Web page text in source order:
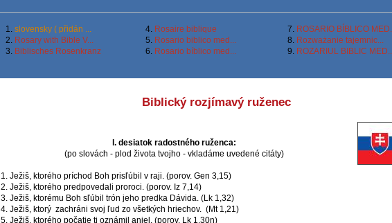
1. slovensky ( přidán ...
2. Rosary with Bible V...
3. Biblisches Rosenkranz
4. Rosaire biblique
5. Rosario biblico med...
6. Rosario bíblico med...
7. ROSARIO BÍBLICO MED...
8. Rozważanie tajemnic...
9. ROZARIUL BIBLIC MED...
Biblický rozjímavý ruženec
l. desiatok radostného ruženca:
(po slovách - plod života tvojho - vkladáme uvedené citáty)
1. Ježiš, ktorého príchod Boh prisľúbil v raji. (porov. Gen 3,15)
2. Ježiš, ktorého predpovedali proroci. (porov. Iz 7,14)
3. Ježiš, ktorému Boh sľúbil trón jeho predka Dávida. (Lk 1,32)
4. Ježiš, ktorý zachráni svoj ľud zo všetkých hriechov. (Mt 1,21)
5. Ježiš, ktorého počatie ti oznámil anjel. (porov. Lk 1,30n)